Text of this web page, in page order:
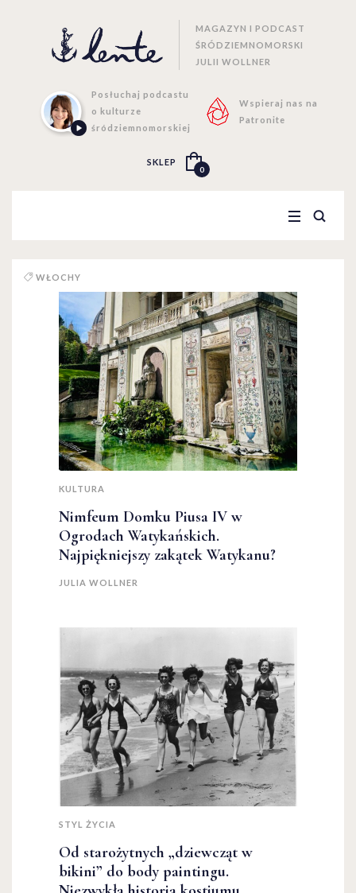
MAGAZYN I PODCAST
ŚRÓDZIEMNOMORSKI
JULII WOLLNER
Posłuchaj podcastu
o kulturze
śródziemnomorskiej
Wspieraj nas na
Patronite
SKLEP
0
WŁOCHY
KULTURA
Nimfeum Domku Piusa IV w
Ogrodach Watykańskich.
Najpiękniejszy zakątek Watykanu?
JULIA WOLLNER
STYL ŻYCIA
Od starożytnych „dziewcząt w
bikini” do body paintingu.